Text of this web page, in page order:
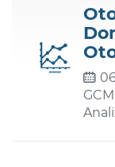
Şifremi